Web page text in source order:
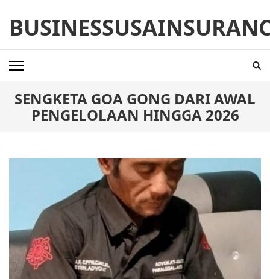
content
(Press
Enter)
SENGKETA GOA GONG DARI AWAL
PENGELOLAAN HINGGA 2026